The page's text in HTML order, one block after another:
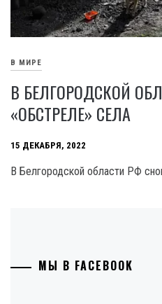
В МИРЕ
В БЕЛГОРОДСКОЙ
«ОБСТРЕЛЕ» СЕЛА
15 ДЕКАБРЯ, 2022
В Белгородской области РФ
МЫ В FACEBOOK